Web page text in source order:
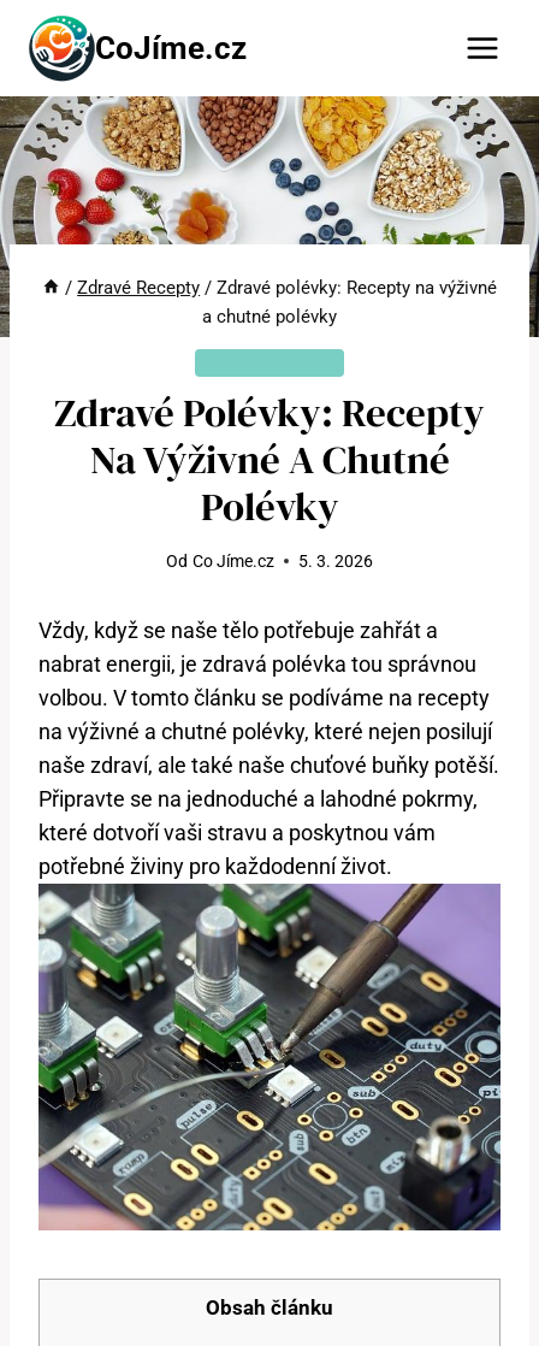
Přeskočit
obsah
CoJíme.cz
/ Zdravé Recepty / Zdravé polévky: Recepty na výživné
a chutné polévky
Zdravé Polévky: Recepty
Na Výživné A Chutné
Polévky
Od Co Jíme.cz 5. 3. 2026
Vždy, ​když se naše tělo potřebuje zahřát a
nabrat energii, je⁢ zdravá‌ polévka tou správnou
volbou. V tomto⁤ článku se⁤ podíváme na recepty
na výživné a chutné polévky, které nejen⁢ posilují
naše zdraví, ale také naše chuťové ⁢buňky‌ potěší.
Připravte se na jednoduché a lahodné pokrmy,
které dotvoří vaši stravu a poskytnou vám⁣
potřebné živiny⁣ pro každodenní život.
Obsah článku